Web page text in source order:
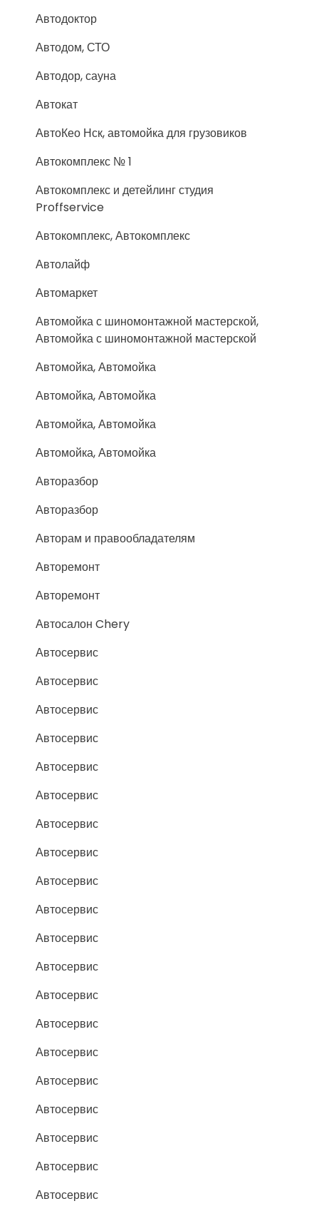
Автодоктор
Автодом, СТО
Автодор, сауна
Автокат
АвтоКео Нск, автомойка для грузовиков
Автокомплекс № 1
Автокомплекс и детейлинг студия
Proffservice
Автокомплекс, Автокомплекс
Автолайф
Автомаркет
Автомойка с шиномонтажной мастерской,
Автомойка с шиномонтажной мастерской
Автомойка, Автомойка
Автомойка, Автомойка
Автомойка, Автомойка
Автомойка, Автомойка
Авторазбор
Авторазбор
Авторам и правообладателям
Авторемонт
Авторемонт
Автосалон Chery
Автосервис
Автосервис
Автосервис
Автосервис
Автосервис
Автосервис
Автосервис
Автосервис
Автосервис
Автосервис
Автосервис
Автосервис
Автосервис
Автосервис
Автосервис
Автосервис
Автосервис
Автосервис
Автосервис
Автосервис